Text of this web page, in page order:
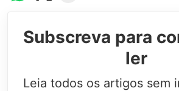
Subscreva para
ler
Leia todos os artigos sem